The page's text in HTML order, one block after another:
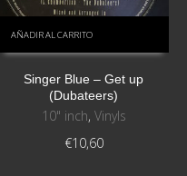
AÑADIR AL CARRITO
Singer Blue – Get up
(Dubateers)
10" inch, Vinyls
€10,60